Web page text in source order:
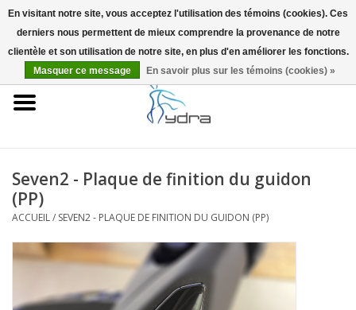
EUR
Accueil
Infos
Accessoires
Blog
Seven2 - Plaque de finition du guidon
(PP)
ACCUEIL/ SEVEN2 - PLAQUE DE FINITION DU GUIDON (PP)
En visitant notre site, vous acceptez l'utilisation des témoins (cookies). Ces
derniers nous permettent de mieux comprendre la provenance de notre
clientèle et son utilisation de notre site, en plus d'en améliorer les fonctions.
Masquer ce message
En savoir plus sur les témoins (cookies) »